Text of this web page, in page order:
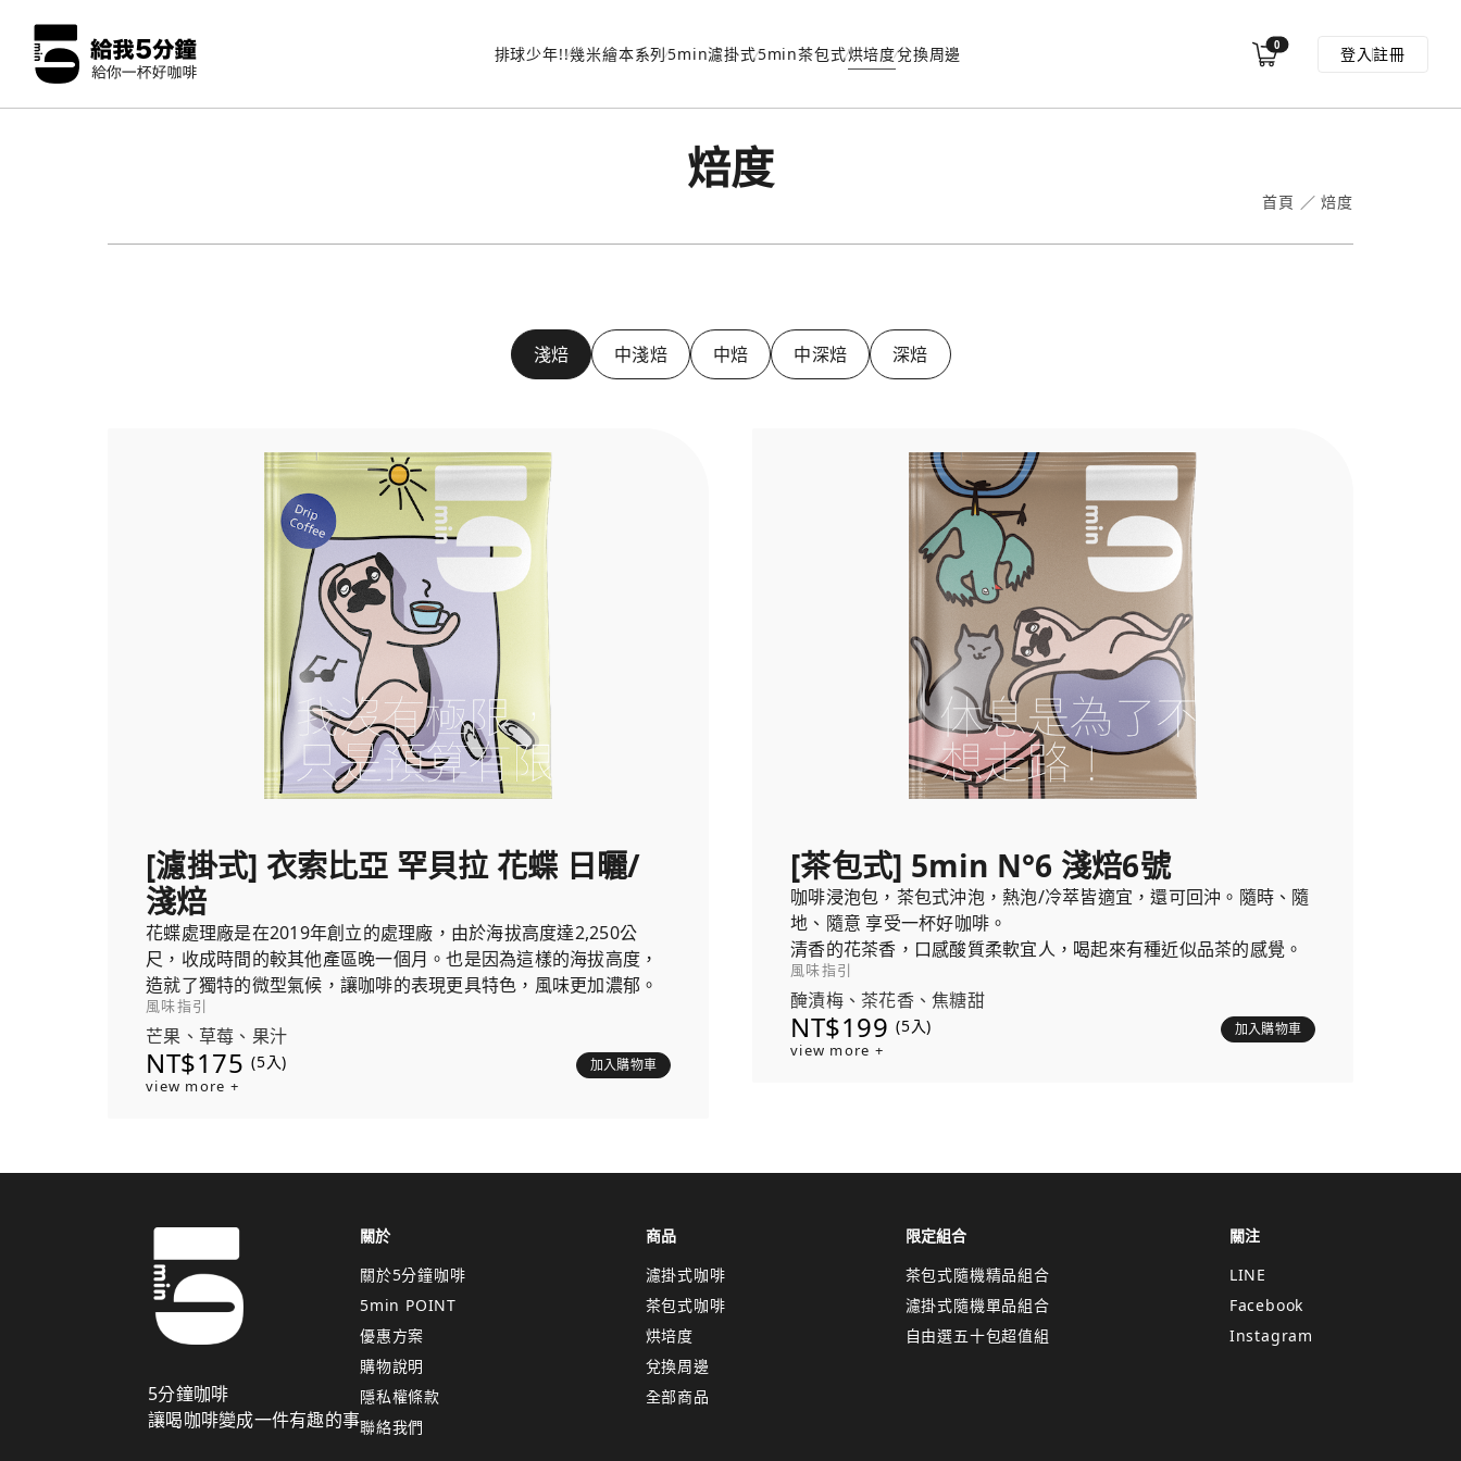
排球少年!!幾米繪本系列5min濾掛式5min茶包式烘培度兌換周邊 0 登入註冊
焙度
首頁 ／焙度
淺焙 中淺焙 中焙 中深焙 深焙
[濾掛式] 衣索比亞 罕貝拉 花蝶 日曬/
淺焙
花蝶處理廠是在2019年創立的處理廠，由於海拔高度達2,250公
尺，收成時間的較其他產區晚一個月。也是因為這樣的海拔高度，
造就了獨特的微型氣候，讓咖啡的表現更具特色，風味更加濃郁。
風味指引
芒果、草莓、果汁
NT$175 (5入) 加入購物車
view more +
[茶包式] 5min N°6 淺焙6號
咖啡浸泡包，茶包式沖泡，熱泡/冷萃皆適宜，還可回沖。隨時、隨
地、隨意 享受一杯好咖啡。
清香的花茶香，口感酸質柔軟宜人，喝起來有種近似品茶的感覺。
風味指引
醃漬梅、茶花香、焦糖甜
NT$199 (5入) 加入購物車
view more +
5分鐘咖啡
讓喝咖啡變成一件有趣的事
關於
關於5分鐘咖啡
5min POINT
優惠方案
購物說明
隱私權條款
聯絡我們
商品
濾掛式咖啡
茶包式咖啡
烘培度
兌換周邊
全部商品
限定組合
茶包式隨機精品組合
濾掛式隨機單品組合
自由選五十包超值組
關注
LINE
Facebook
Instagram